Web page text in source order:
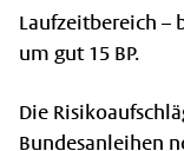
Laufzeitbereich –
um gut 15 BP.
Die
Bundesanleihen